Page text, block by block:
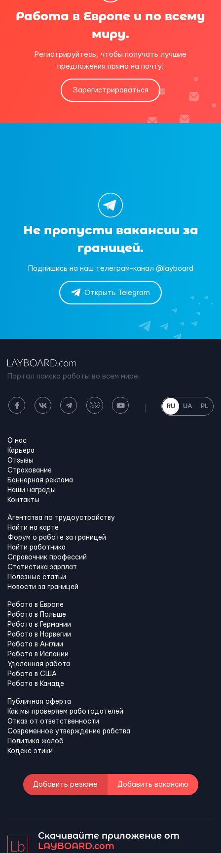
Работа в Европе и по всему
миру.
Регистрируйтесь, чтобы получать лучшие
предложения прямо на почту!
Зарегистрироваться
Не пропусти вакансии за
границей.
Подпишись на наш телеграм-канал @layboard
Открыть Telegram
Портал поиска работы во всем мире.
RU UA PL
О нас
Карьера
Отзывы
Страхование
Баннерная реклама
Наши награды
Контакты
Агентства по трудоустройству
Найти на карте
Форум о работе за границей
Найти работника
Справочник профессий
Статистика зарплат
Полезные статьи
Новости за границей
Работа в Европе
Работа в Польше
Работа в Германии
Работа в Норвегии
Работа в Англии
Работа в Испании
Удаленная работа
Работа в США
Работа в Канадe
Публичная оферта
Как мы проверяем работодателей
Отказ от ответственности
Современное утверждение рабства
Политика жалоб
Кодекс этики
Добавить резюме Добавить вакансию
Скачивайте приложение от
LAYBOARD.com